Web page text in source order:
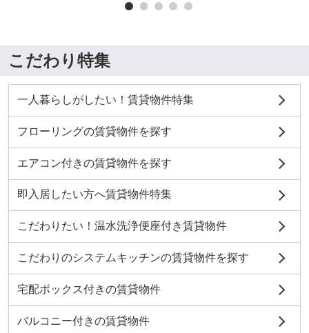
こだわり特集
一人暮らしがしたい！賃貸物件特集
フローリングの賃貸物件を探す
エアコン付きの賃貸物件を探す
即入居したい方へ賃貸物件特集
こだわりたい！温水洗浄便座付き賃貸物件
こだわりのシステムキッチンの賃貸物件を探す
宅配ボックス付きの賃貸物件
バルコニー付きの賃貸物件